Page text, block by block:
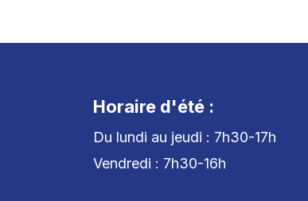
Horaire d'été :
Du lundi au jeudi : 7h30-17h
Vendredi : 7h30-16h